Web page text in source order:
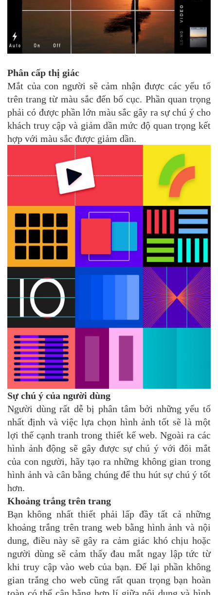
Phân cấp thị giác
Mắt của con người sẽ cảm nhận được các yếu tố
trên trang từ màu sắc đến bố cục. Phần quan trọng
phải có được phần lớn màu sắc gây ra sự chú ý cho
khách truy cập và giảm dần mức độ quan trọng kết
hợp với màu sắc được giảm dần.
Sự chú ý của người dùng
Người dùng rất dễ bị phân tâm bởi những yếu tố
nhất định và việc lựa chọn hình ảnh tốt sẽ là một
lợi thế cạnh tranh trong thiết kế web. Ngoài ra các
hình ảnh động sẽ gây được sự chú ý với đôi mắt
của con người, hãy tạo ra những không gian trong
hình ảnh và cân bằng chúng để thu hút sự chú ý tốt
hơn.
Khoảng trắng trên trang
Bạn không nhất thiết phải lấp đầy tất cả những
khoảng trắng trên trang web bằng hình ảnh và nội
dung, điều này sẽ gây ra cảm giác khó chịu hoặc
người dùng sẽ cảm thấy đau mắt ngay lập tức từ
khi truy cập vào web của bạn. Để lại phần không
gian trắng cho web cũng rất quan trọng bạn hoàn